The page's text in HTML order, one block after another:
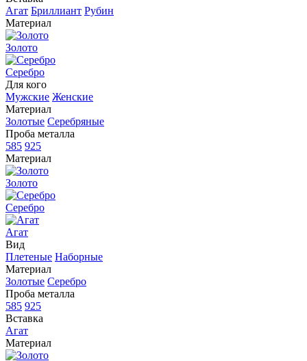
Агат Бриллиант Рубин
Материал
Золото
Серебро
Для кого
Мужские Женские
Материал
Золотые Серебряные
Проба металла
585 925
Материал
Золото
Серебро
Агат
Вид
Плетеные Наборные
Материал
Золотые Серебро
Проба металла
585 925
Вставка
Агат
Материал